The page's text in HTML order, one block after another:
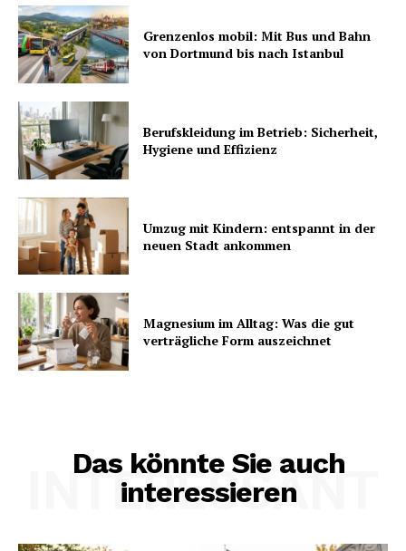
Grenzenlos mobil: Mit Bus und Bahn
von Dortmund bis nach Istanbul
Berufskleidung im Betrieb: Sicherheit,
Hygiene und Effizienz
Umzug mit Kindern: entspannt in der
neuen Stadt ankommen
Magnesium im Alltag: Was die gut
verträgliche Form auszeichnet
Das könnte Sie auch
interessieren
INTERESSANT